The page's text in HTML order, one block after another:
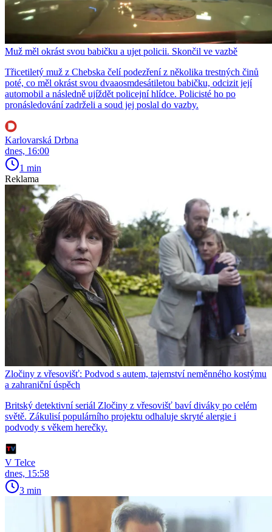
Muž měl okrást svou babičku a ujet policii. Skončil ve vazbě
Třicetiletý muž z Chebska čelí podezření z několika trestných činů
poté, co měl okrást svou dvaaosmdesátiletou babičku, odcizit její
automobil a následně ujíždět policejní hlídce. Policisté ho po
pronásledování zadrželi a soud jej poslal do vazby.
Karlovarská Drbna
dnes, 16:00
1 min
Reklama
Zločiny z vřesovišť: Podvod s autem, tajemství neměnného kostýmu
a zahraniční úspěch
Britský detektivní seriál Zločiny z vřesovišť baví diváky po celém
světě. Zákulisí populárního projektu odhaluje skryté alergie i
podvody s věkem herečky.
V Telce
dnes, 15:58
3 min